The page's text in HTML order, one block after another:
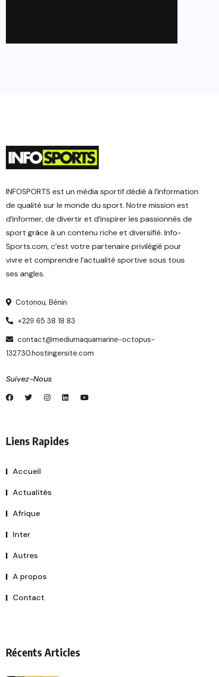
INFOSPORTS est un média sportif dédié à l’information
de qualité sur le monde du sport. Notre mission est
d’informer, de divertir et d’inspirer les passionnés de
sport grâce à un contenu riche et diversifié. Info-
Sports.com, c’est votre partenaire privilégié pour
vivre et comprendre l’actualité sportive sous tous
ses angles.
Cotonou, Bénin
+229 65 38 18 83
contact@mediumaquamarine-octopus-
132730.hostingersite.com
Suivez-Nous
Liens Rapides
Accueil
Actualités
Afrique
Inter
Autres
A propos
Contact
Récents Articles